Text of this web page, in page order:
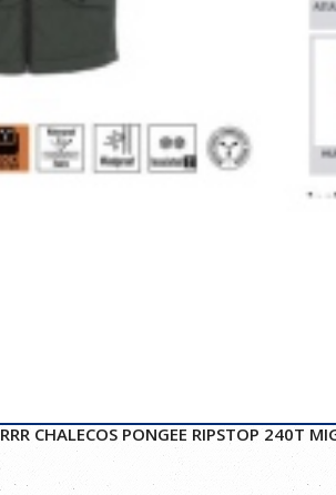
RRR CHALECOS PONGEE RIPSTOP 240T